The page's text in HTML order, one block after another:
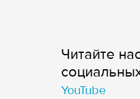
Читайте
YouTube